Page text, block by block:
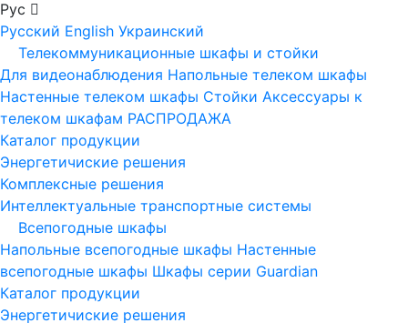
Рус
Русский English Украинский
Телекоммуникационные шкафы и стойки
Для видеонаблюдения Напольные телеком шкафы
Настенные телеком шкафы Стойки Аксессуары к
телеком шкафам РАСПРОДАЖА
Каталог продукции
Энергетичиские решения
Комплексные решения
Интеллектуальные транспортные системы
Всепогодные шкафы
Напольные всепогодные шкафы Настенные
всепогодные шкафы Шкафы серии Guardian
Каталог продукции
Энергетичиские решения